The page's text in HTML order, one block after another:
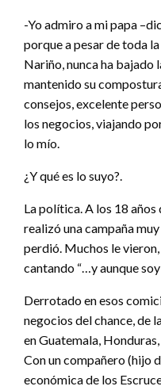
-Yo admiro a mi papa
porque a pesar de toda
Nariño, nunca ha bajado
mantenido su
consejos, excelente
los negocios, viajando
lo mío.
¿Y qué es lo suyo?.
La política. A los 18
realizó una campaña
perdió. Muchos le
cantando “…y aunque
Derrotado en esos
negocios del chance, de
en Guatemala,
Con un compañero (hijo
económica de los